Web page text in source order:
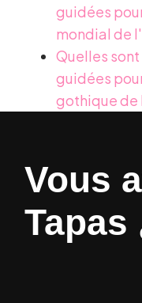
guidées
mondial de
Quelles
guidées
gothique de
Vous
Tapas